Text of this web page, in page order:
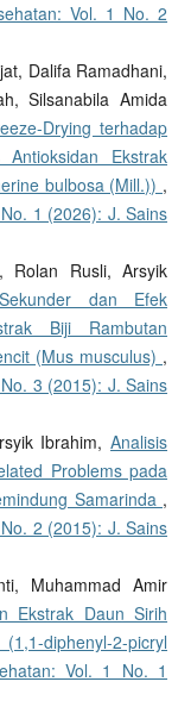
Vol. 1 No. 2
Dalifa Ramadhani,
Silsanabila Amida
Drying terhadap
Ekstrak
bulbosa (Mill.)) ,
1 (2026): J. Sains
Rolan Rusli, Arsyik
dan Efek
Biji Rambutan
(Mus musculus) ,
3 (2015): J. Sains
Ibrahim,Analisis
Problems pada
Samarinda ,
2 (2015): J. Sains
Muhammad Amir
Ekstrak Daun Sirih
diphenyl-2-picryl
Vol. 1 No. 1